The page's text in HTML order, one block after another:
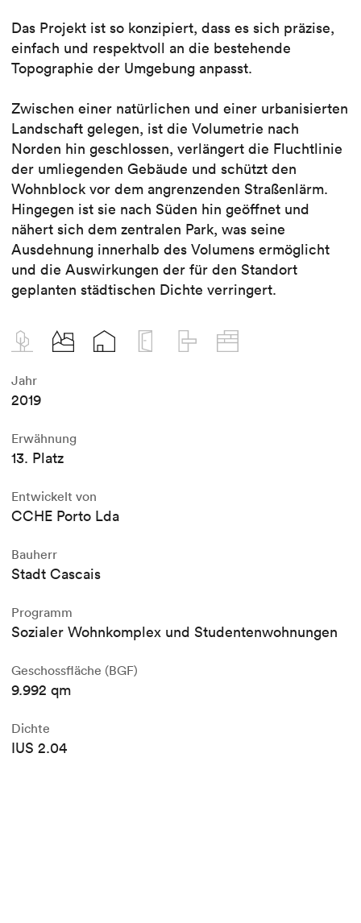
Das Projekt ist so konzipiert, dass es sich präzise,
einfach und respektvoll an die bestehende
Topographie der Umgebung anpasst.
Zwischen einer natürlichen und einer urbanisierten
Landschaft gelegen, ist die Volumetrie nach
Norden hin geschlossen, verlängert die Fluchtlinie
der umliegenden Gebäude und schützt den
Wohnblock vor dem angrenzenden Straßenlärm.
Hingegen ist sie nach Süden hin geöffnet und
nähert sich dem zentralen Park, was seine
Ausdehnung innerhalb des Volumens ermöglicht
und die Auswirkungen der für den Standort
geplanten städtischen Dichte verringert.
Jahr
2019
Erwähnung
13. Platz
Entwickelt von
CCHE Porto Lda
Bauherr
Stadt Cascais
Programm
Sozialer Wohnkomplex und Studentenwohnungen
Geschossfläche (BGF)
9.992 qm
Dichte
IUS 2.04